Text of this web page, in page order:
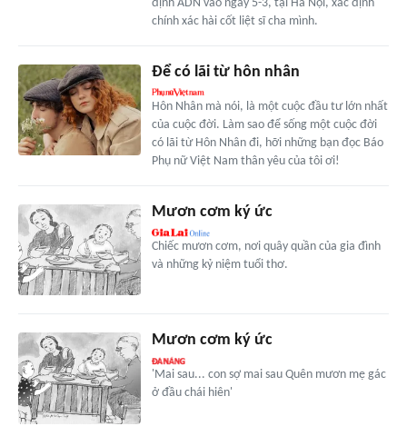
định ADN vào ngày 5-3, tại Hà Nội, xác định
chính xác hài cốt liệt sĩ cha mình.
Để có lãi từ hôn nhân
Hôn Nhân mà nói, là một cuộc đầu tư lớn nhất
của cuộc đời. Làm sao để sống một cuộc đời
có lãi từ Hôn Nhân đi, hỡi những bạn đọc Báo
Phụ nữ Việt Nam thân yêu của tôi ơi!
Mươn cơm ký ức
Chiếc mươn cơm, nơi quây quần của gia đình
và những kỷ niệm tuổi thơ.
Mươn cơm ký ức
'Mai sau... con sợ mai sau Quên mươn mẹ gác
ở đầu chái hiên'